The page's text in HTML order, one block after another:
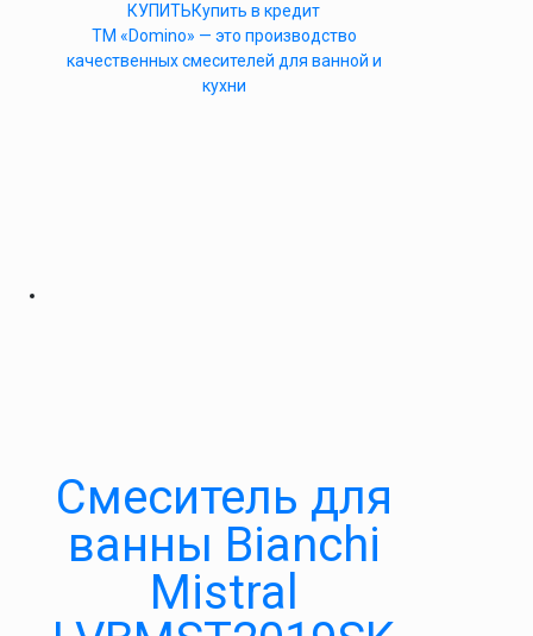
КУПИТЬКупить в кредит
ТМ «Domino» — это производство
качественных смесителей для ванной и
кухни
Смеситель для
ванны Bianchi
Mistral